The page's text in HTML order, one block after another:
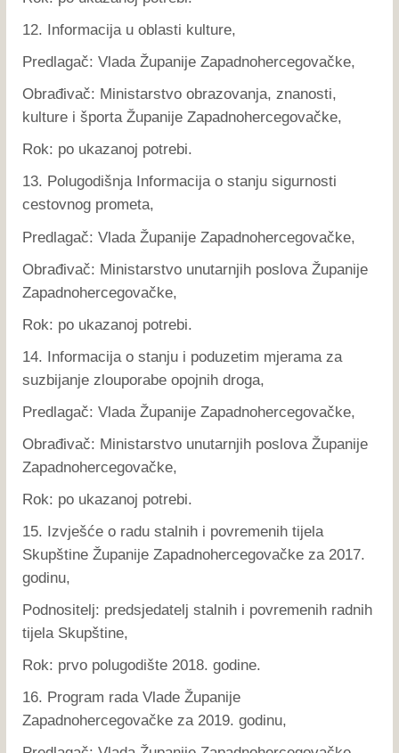
12. Informacija u oblasti kulture,
Predlagač: Vlada Županije Zapadnohercegovačke,
Obrađivač: Ministarstvo obrazovanja, znanosti,
kulture i športa Županije Zapadnohercegovačke,
Rok: po ukazanoj potrebi.
13. Polugodišnja Informacija o stanju sigurnosti
cestovnog prometa,
Predlagač: Vlada Županije Zapadnohercegovačke,
Obrađivač: Ministarstvo unutarnjih poslova Županije
Zapadnohercegovačke,
Rok: po ukazanoj potrebi.
14. Informacija o stanju i poduzetim mjerama za
suzbijanje zlouporabe opojnih droga,
Predlagač: Vlada Županije Zapadnohercegovačke,
Obrađivač: Ministarstvo unutarnjih poslova Županije
Zapadnohercegovačke,
Rok: po ukazanoj potrebi.
15. Izvješće o radu stalnih i povremenih tijela
Skupštine Županije Zapadnohercegovačke za 2017.
godinu,
Podnositelj: predsjedatelj stalnih i povremenih radnih
tijela Skupštine,
Rok: prvo polugodište 2018. godine.
16. Program rada Vlade Županije
Zapadnohercegovačke za 2019. godinu,